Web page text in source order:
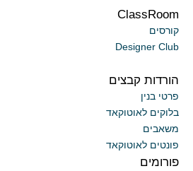
ClassRoom
קורסים
Designer Club
הורדות קבצים
פרטי בנין
בלוקים לאוטוקאד
משאבים
פונטים לאוטוקאד
פורומים